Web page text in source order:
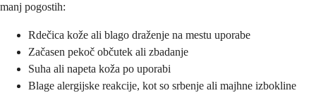
manj pogostih:
Rdečica kože ali blago draženje na mestu uporabe
Začasen pekoč občutek ali zbadanje
Suha ali napeta koža po uporabi
Blage alergijske reakcije, kot so srbenje ali majhne izbokline